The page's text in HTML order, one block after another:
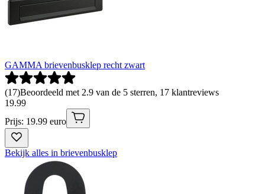
GAMMA brievenbusklep recht zwart
(17)Beoordeeld met 2.9 van de 5 sterren, 17 klantreviews
19.99
Prijs: 19.99 euro
Bekijk alles in brievenbusklep